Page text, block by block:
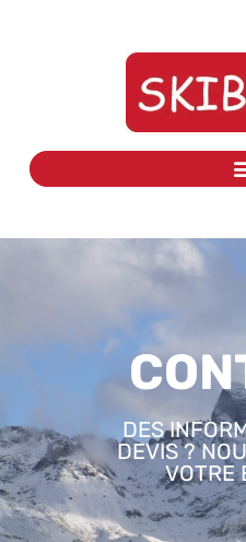
DES
DEVIS ?
VOTRE